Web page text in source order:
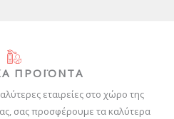
ΠΡΟΪΟΝΤΑ
εταιρείες στο χώρο της
σας προσφέρουμε τα καλύτερα